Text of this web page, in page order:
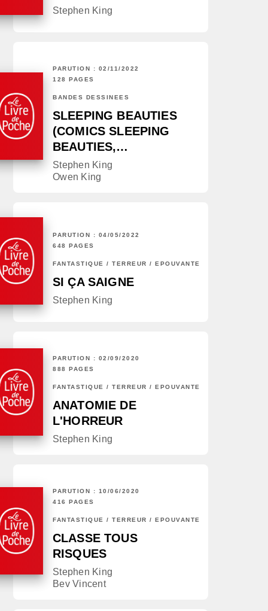
Stephen King
PARUTION : 02/11/2022
128 PAGES
BANDES DESSINÉES
SLEEPING BEAUTIES
(COMICS SLEEPING
BEAUTIES,…
Stephen King
Owen King
PARUTION : 04/05/2022
648 PAGES
FANTASTIQUE / TERREUR / EPOUVANTE
SI ÇA SAIGNE
Stephen King
PARUTION : 02/09/2020
888 PAGES
FANTASTIQUE / TERREUR / EPOUVANTE
ANATOMIE DE
L'HORREUR
Stephen King
PARUTION : 10/06/2020
416 PAGES
FANTASTIQUE / TERREUR / EPOUVANTE
CLASSE TOUS
RISQUES
Stephen King
Bev Vincent